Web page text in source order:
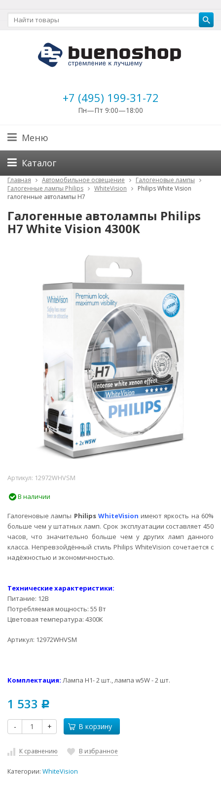
+7 (495) 199-31-72
Пн—Пт 9:00—18:00
Меню
Каталог
Главная Автомобильное освещение
Галогеновые лампы
Галогенные лампы Philips
WhiteVision
Philips White Vision
галогенные автолампы H7
Галогенные автолампы Philips
H7 White Vision 4300K
Артикул: 12972WHVSM
В наличии
Галогеновые лампы Philips WhiteVision имеют яркость на 60%
больше чем у штатных ламп. Срок эксплуатации составляет 450
часов, что значительно больше чем у других ламп данного
класса. Непревзойдённый стиль Philips WhiteVision сочетается с
надёжностью и экономичностью.
Технические характеристики:
Питание: 12В
Потребляемая мощность: 55 Вт
Цветовая температура: 4300К
Артикул: 12972WHVSM
Комплектация: Лампа H1- 2 шт., лампа w5W - 2 шт.
1 533 Р
- + В корзину
К сравнению В избранное
Категории: WhiteVision